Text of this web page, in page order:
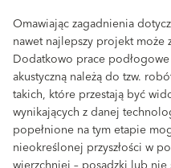
Omawiając zagadnienia
nawet najlepszy projekt może
Dodatkowo prace
akustyczną należą do tzw.
takich, które przestają być
wynikających z danej
popełnione na tym etapie
nieokreślonej przyszłości w